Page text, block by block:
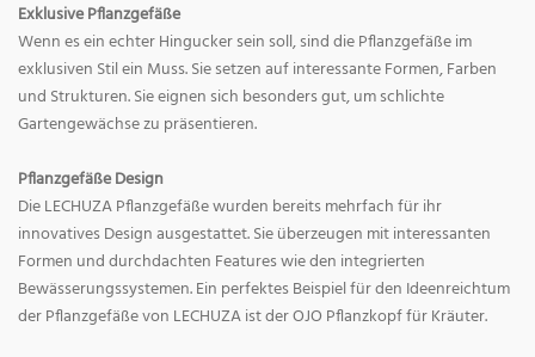
Exklusive Pflanzgefäße
Wenn es ein echter Hingucker sein soll, sind die Pflanzgefäße im
exklusiven Stil ein Muss. Sie setzen auf interessante Formen, Farben
und Strukturen. Sie eignen sich besonders gut, um schlichte
Gartengewächse zu präsentieren.
Pflanzgefäße Design
Die LECHUZA Pflanzgefäße wurden bereits mehrfach für ihr
innovatives Design ausgestattet. Sie überzeugen mit interessanten
Formen und durchdachten Features wie den integrierten
Bewässerungssystemen. Ein perfektes Beispiel für den Ideenreichtum
der Pflanzgefäße von LECHUZA ist der OJO Pflanzkopf für Kräuter.